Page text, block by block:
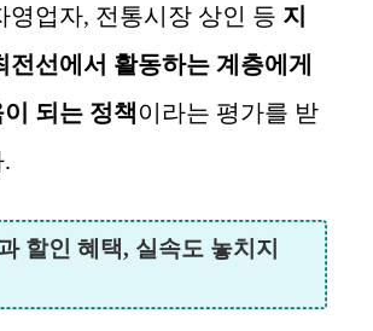
영업자, 전통시장 상인 등 지
전선에서 활동하는 계층에게
되는 정책이라는 평가를 받
할인 혜택, 실속도 놓치지